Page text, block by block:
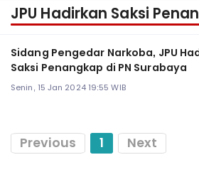
JPU Hadirkan Saksi
Sidang Pengedar Narkoba, JPU
Saksi Penangkap di PN Surabaya
Senin, 15 Jan 2024 19:55 WIB
Previous 1 Next